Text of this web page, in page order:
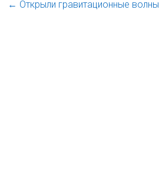
← Открыли гравитационные волны